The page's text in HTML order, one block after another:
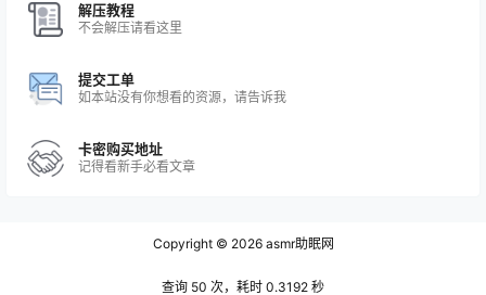
解压教程
不会解压请看这里
提交工单
如本站没有你想看的资源，请告诉我
卡密购买地址
记得看新手必看文章
Copyright © 2026asmr助眠网
查询 50 次，耗时 0.3192 秒